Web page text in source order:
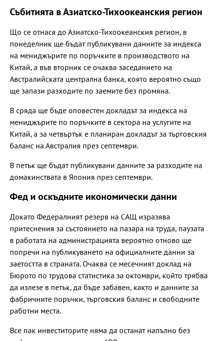
Събитията в Азиатско-Тихоокеанския регион
Що се отнася до Азиатско-Тихоокеанския регион, в
понеделник ще бъдат публикувани данните за индекса
на мениджърите по поръчките в производството на
Китай, а във вторник се очаква заседанието на
Австралийската централна банка, която вероятно също
ще запази разходите по заемите без промяна.
В сряда ще бъде оповестен докладът за индекса на
мениджърите по поръчките в сектора на услугите на
Китай, а за четвъртък е планиран докладът за търговския
баланс на Австралия през септември.
В петък ще бъдат публикувани данните за разходите на
домакинствата в Япония през септември.
Фед и оскъдните икономически данни
Докато Федералният резерв на САЩ изразява
притеснения за състоянието на пазара на труда, паузата
в работата на администрацията вероятно отново ще
попречи на публикуването на официалните данни за
заетостта в страната. Очаква се месечният доклад на
Бюрото по трудова статистика за октомври, който трябва
да излезе в петък, да бъде забавен, както и данните за
фабричните поръчки, търговския баланс и свободните
работни места.
Все пак инвеститорите няма да останат напълно без